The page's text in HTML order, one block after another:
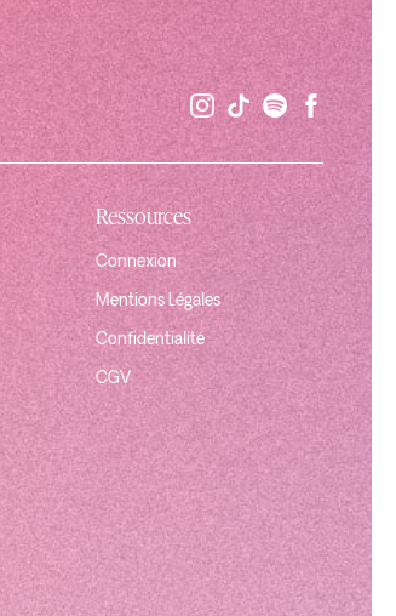
Ressources
Connexion
Mentions Légales
Confidentialité
CGV